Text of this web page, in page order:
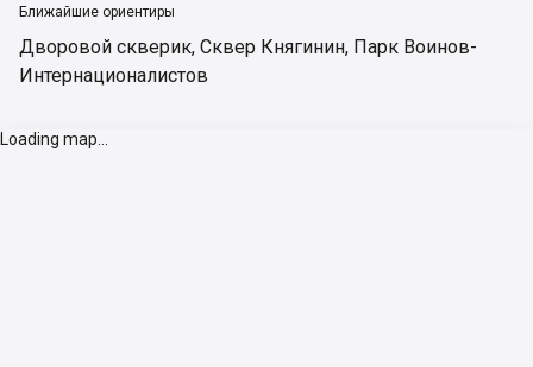
Ближайшие ориентиры
Дворовой скверик, Сквер Княгинин, Парк Воинов-
Интернационалистов
Loading map...